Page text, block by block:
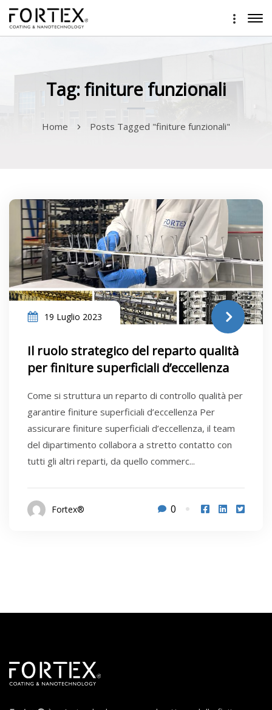
Tag: finiture funzionali
Home Posts Tagged "finiture funzionali"
19 Luglio 2023
Il ruolo strategico del reparto qualità
per finiture superficiali d’eccellenza
Come si struttura un reparto di controllo qualità per
garantire finiture superficiali d’eccellenza Per
assicurare finiture superficiali d’eccellenza, il team
del dipartimento collabora a stretto contatto con
tutti gli altri reparti, da quello commerc...
Fortex® 0